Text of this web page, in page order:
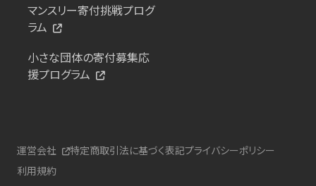
マンスリー寄付挑戦プログ
ラム
小さな団体の寄付募集応
援プログラム
運営会社 特定商取引法に基づく表記プライバシーポリシー
利用規約